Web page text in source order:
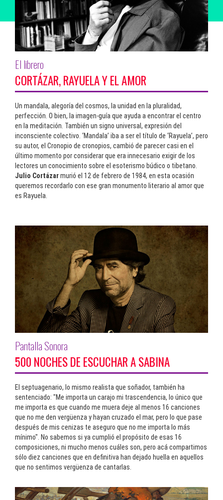
El librero
CORTÁZAR, RAYUELA Y EL AMOR
Un mandala, alegoría del cosmos, la unidad en la pluralidad,
perfección. O bien, la imagen-guía que ayuda a encontrar el centro
en la meditación. También un signo universal, expresión del
inconsciente colectivo. ‘Mandala’ iba a ser el título de ‘Rayuela’, pero
su autor, el Cronopio de cronopios, cambió de parecer casi en el
último momento por considerar que era innecesario exigir de los
lectores un conocimiento sobre el esoterismo búdico o tibetano.
Julio Cortázarmurió el 12 de febrero de 1984, en esta ocasión
queremos recordarlo con ese gran monumento literario al amor que
es Rayuela.
Pantalla Sonora
500 NOCHES DE ESCUCHAR A SABINA
El septuagenario, lo mismo realista que soñador, también ha
sentenciado: "Me importa un carajo mi trascendencia, lo único que
me importa es que cuando me muera deje al menos 16 canciones
que no me den vergüenza y hayan cruzado el mar, pero lo que pase
después de mis cenizas te aseguro que no me importa lo más
mínimo". No sabemos si ya cumplió el propósito de esas 16
composiciones, ni mucho menos cuáles son, pero acá compartimos
sólo diez canciones que en definitiva han dejado huella en aquellos
que no sentimos vergüenza de cantarlas.